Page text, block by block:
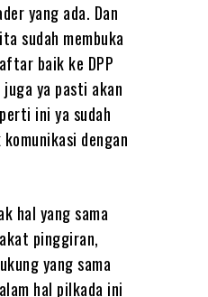
yang ada. Dan
sudah membuka
baik ke DPP
ya pasti akan
ini ya sudah
dengan
hal yang sama
pinggiran,
yang sama
hal pilkada ini